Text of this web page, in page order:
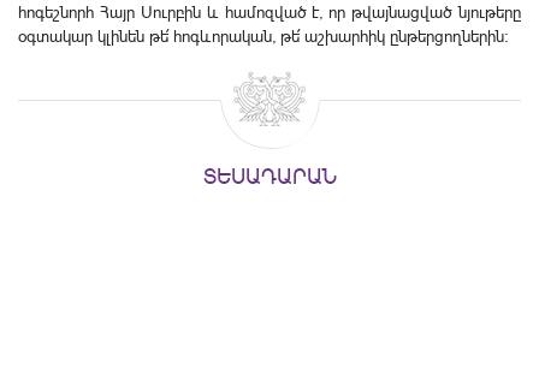
հոգեշնորհ Հայր Սուրբին և համոզված է, որ թվայնացված նյութերը
օգտակար կլինեն թե՛ հոգևորական, թե՛ աշխարհիկ ընթերցողներին:
ՏԵՍԱԴԱՐԱՆ